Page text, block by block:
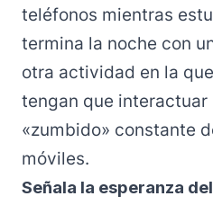
teléfonos mientras
termina la noche con
otra actividad en la
tengan que interactuar
«zumbido» constante
móviles.
Señala la esperanza